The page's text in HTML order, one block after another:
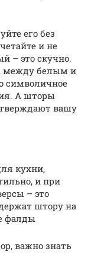
его без
и не
– это скучно.
между белым и
символичное
А шторы
вашу
кухни,
и при
– это
штору на
фалды
важно знать